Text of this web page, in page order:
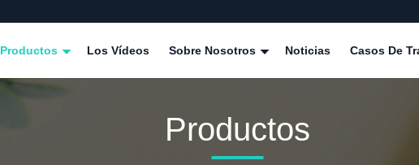
Productos Los Vídeos Sobre Nosotros Noticias Casos De
Productos